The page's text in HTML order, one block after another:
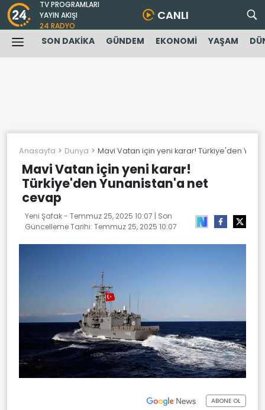
TV PROGRAMLARI
YAYIN AKIŞI
24 RADYO
CANLI
SON DAKİKA GÜNDEM EKONOMİ YAŞAM
Anasayfa Dunya Mavi Vatan için yeni karar! Türkiye'den
Mavi Vatan için yeni karar!
Türkiye'den Yunanistan'a net
cevap
Yeni Şafak - Temmuz 25, 2025 10:07 | Son
Güncelleme Tarihi: Temmuz 25, 2025 10:07
ABONE OL